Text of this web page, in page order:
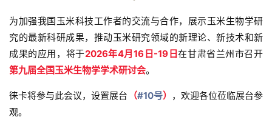
为加强我国玉米科技工作者的交流与合作，展示玉米生物学研
究的最新科研成果，推动玉米研究领域的新理论、新技术和新
成果的应用，将于2026年4月16日-19日在甘肃省兰州市召开
第九届全国玉米生物学学术研讨会。
徕卡将参与此会议，设置展台 （#10号） ，欢迎各位莅临展台参
观。